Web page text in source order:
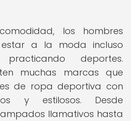
los hombres
a la moda incluso
deportes.
muchas marcas que
de ropa deportiva con
y estilosos. Desde
llamativos hasta